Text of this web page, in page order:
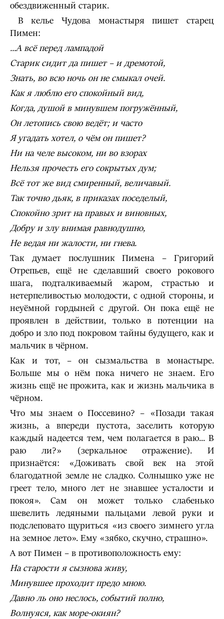
обездвиженный старик.
В келье Чудова монастыря пишет старец
Пимен:
...А всё перед лампадой
Старик сидит да пишет – и дремотой,
Знать, во всю ночь он не смыкал очей.
Как я люблю его спокойный вид,
Когда, душой в минувшем погружённый,
Он летопись свою ведёт; и часто
Я угадать хотел, о чём он пишет?
Ни на челе высоком, ни во взорах
Нельзя прочесть его сокрытых дум;
Всё тот же вид смиренный, величавый.
Так точно дьяк, в приказах поседелый,
Спокойно зрит на правых и виновных,
Добру и злу внимая равнодушно,
Не ведая ни жалости, ни гнева.
Так думает послушник Пимена – Григорий
Отрепьев, ещё не сделавший своего рокового
шага, подталкиваемый жаром, страстью и
нетерпеливостью молодости, с одной стороны, и
неуёмной гордыней с другой. Он пока ещё не
проявлен в действии, только в потенции на
добро и зло под покровом тайны будущего, как и
мальчик в чёрном.
Как и тот, – он сызмальства в монастыре.
Больше мы о нём пока ничего не знаем. Его
жизнь ещё не прожита, как и жизнь мальчика в
чёрном.
Что мы знаем о Поссевино? – «Позади такая
жизнь, а впереди пустота, заселить которую
каждый надеется тем, чем полагается в раю... В
раю ли?» (зеркальное отражение). И
признаётся: «Доживать свой век на этой
благодатной земле не сладко. Солнышко уже не
греет тело, много лет не знавшее усталости и
покоя». Сам он может только слабенько
шевелить ледяными пальцами левой руки и
подслеповато щуриться «из своего зимнего угла
на земное лето». Ему «зябко, скучно, страшно».
А вот Пимен – в противоположность ему:
На старости я сызнова живу,
Минувшее проходит предо мною.
Давно ль оно неслось, событий полно,
Волнуяся, как море-окиян?